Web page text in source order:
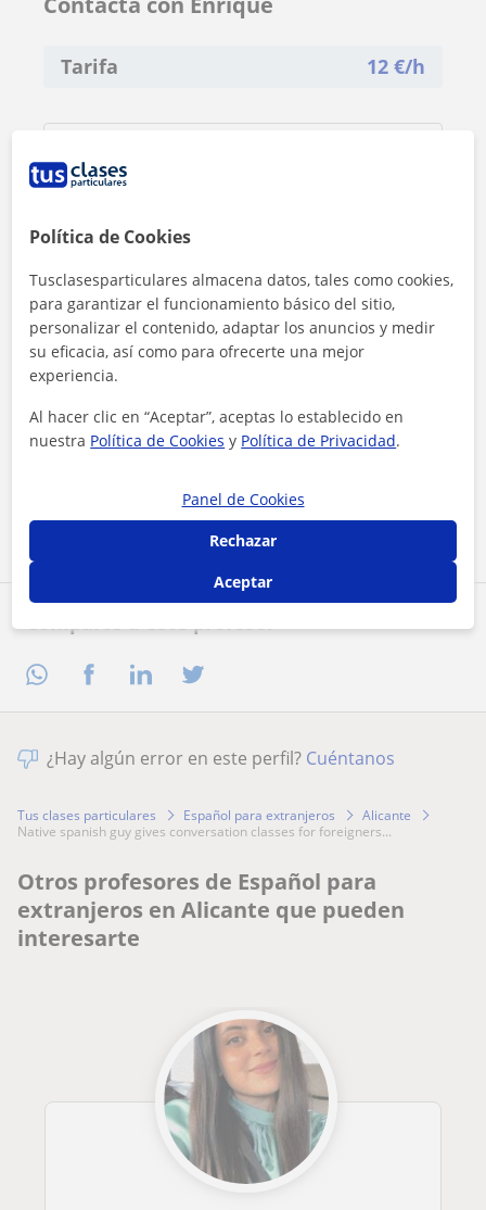
Comparte a este profesor
Tarifa 12 €/h
Al hacer clic, aceptas nuestroaviso legaly deprivacidad
Contactar ahora
¿Hay algún error en este perfil? Cuéntanos
Tus clases particulares Español para extranjeros
Alicante
native spanish guy gives conversation classes for foreigners...
Otros profesores de Español para
extranjeros en Alicante que pueden
interesarte
Política de Cookies
Tusclasesparticulares almacena datos, tales como cookies,
para garantizar el funcionamiento básico del sitio,
personalizar el contenido, adaptar los anuncios y medir
su eficacia, así como para ofrecerte una mejor
experiencia.
Al hacer clic en “Aceptar”, aceptas lo establecido en
nuestra Política de Cookies y Política de Privacidad.
Panel de Cookies
Rechazar
Aceptar